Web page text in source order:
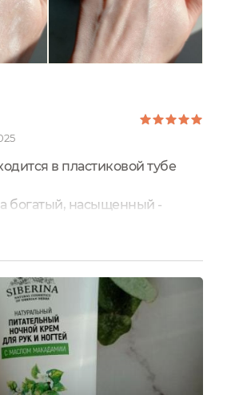
в пластиковой тубе
богатый, насыщенный -
и авокадо.
ароматом жасмина,
на коже рук несколько минут
текстура у него густая, но не
не жирная. При нанесении на
полосить, но впитывается